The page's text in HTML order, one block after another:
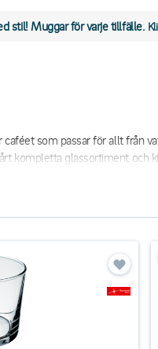
stil! Muggar för varje tillfälle.
som passar för allt från
kompletta glassortiment och